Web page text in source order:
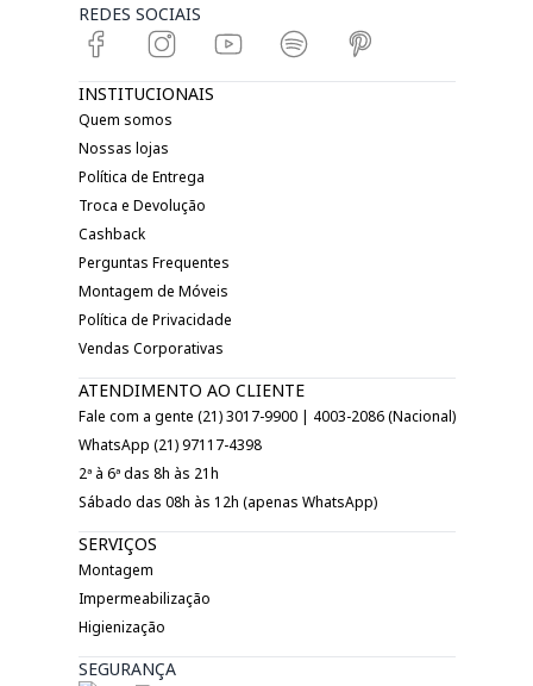
REDES SOCIAIS
INSTITUCIONAIS
Quem somos
Nossas lojas
Política de Entrega
Troca e Devolução
Cashback
Perguntas Frequentes
Montagem de Móveis
Política de Privacidade
Vendas Corporativas
ATENDIMENTO AO CLIENTE
Fale com a gente (21) 3017-9900 | 4003-2086 (Nacional)
WhatsApp (21) 97117-4398
2ª à 6ª das 8h às 21h
Sábado das 08h às 12h (apenas WhatsApp)
SERVIÇOS
Montagem
Impermeabilização
Higienização
SEGURANÇA